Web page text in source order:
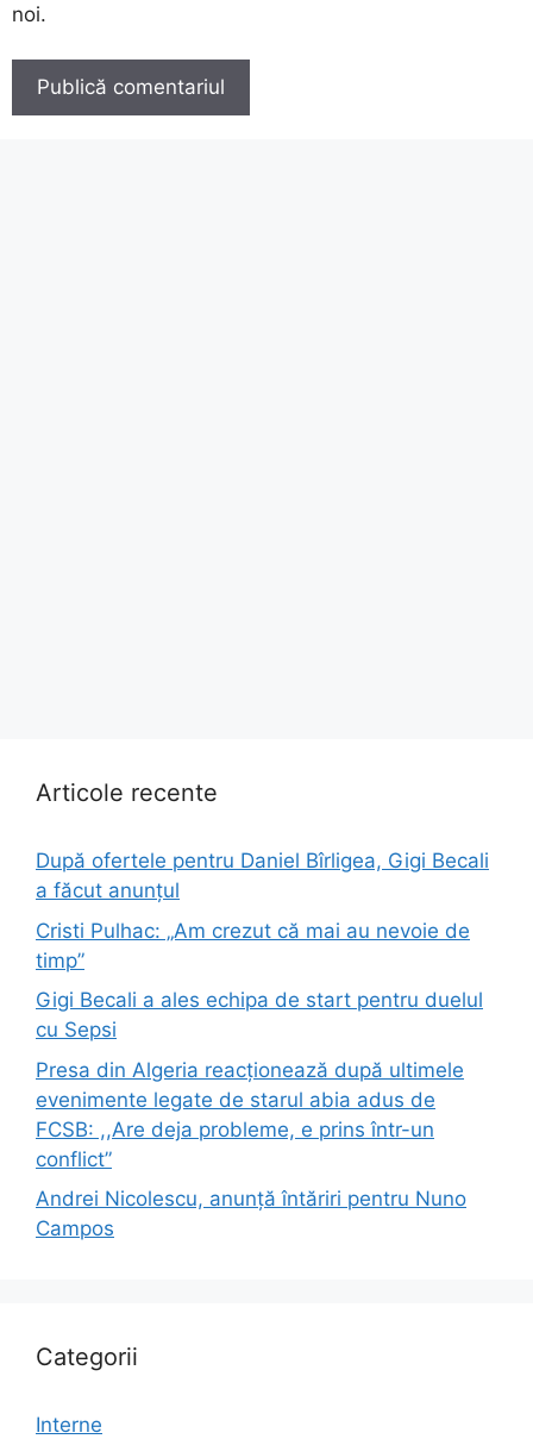
noi.
Articole recente
După ofertele pentru Daniel Bîrligea, Gigi Becali
a făcut anunțul
Cristi Pulhac: „Am crezut că mai au nevoie de
timp”
Gigi Becali a ales echipa de start pentru duelul
cu Sepsi
Presa din Algeria reacționează după ultimele
evenimente legate de starul abia adus de
FCSB: ,,Are deja probleme, e prins într-un
conflict”
Andrei Nicolescu, anunță întăriri pentru Nuno
Campos
Categorii
Interne